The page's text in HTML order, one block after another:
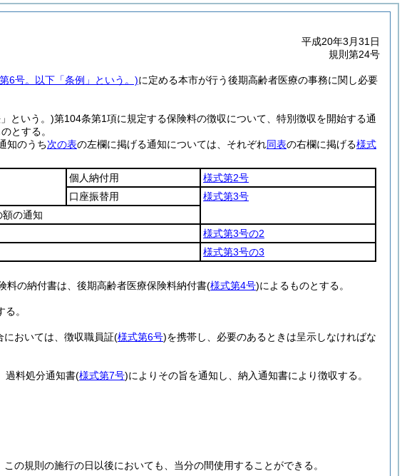
平成20年3月31日
規則第24号
6号。以下「条例」という。)に定める本市が行う後期高齢者医療の事務に関し必要
という。)第104条第1項に規定する保険料の徴収について、特別徴収を開始する通
とする。
知のうち次の表の左欄に掲げる通知については、それぞれ同表の右欄に掲げる様式
個人納付用
様式第2号
口座振替用
様式第3号
の通知
様式第3号の2
様式第3号の3
料の納付書は、後期高齢者医療保険料納付書(様式第4号)によるものとする。
。
おいては、徴収職員証(様式第6号)を携帯し、必要のあるときは呈示しなければな
過料処分通知書(様式第7号)によりその旨を通知し、納入通知書により徴収する。
の規則の施行の日以後においても、当分の間使用することができる。